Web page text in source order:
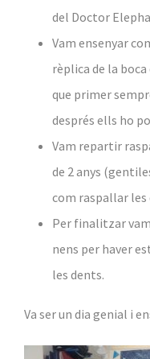
del Doctor
Vam ensenyar
rèplica de la
que primer
després ells ho
Vam repartir
de 2 anys
com raspallar les
Per finalitzar
nens per haver
les dents.
Va ser un dia genial i